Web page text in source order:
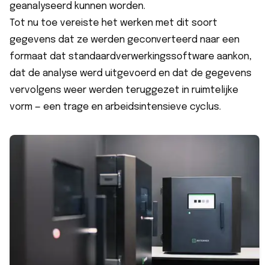
geanalyseerd kunnen worden.
Tot nu toe vereiste het werken met dit soort
gegevens dat ze werden geconverteerd naar een
formaat dat standaardverwerkingssoftware aankon,
dat de analyse werd uitgevoerd en dat de gegevens
vervolgens weer werden teruggezet in ruimtelijke
vorm — een trage en arbeidsintensieve cyclus.